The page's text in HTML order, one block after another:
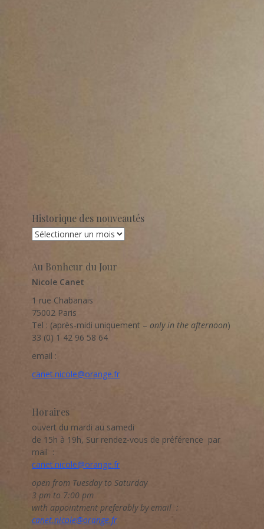
Historique des nouveautés
Historique
Au Bonheur du Jour
Nicole Canet
1 rue Chabanais
75002 Paris
Tel : (après-midi uniquement – only in the afternoon)
33 (0) 1 42 96 58 64
email :
canet.nicole@orange.fr
Horaires
ouvert du mardi au samedi
de 15h à 19h, Sur rendez-vous de préférence par
mail :
canet.nicole@orange.fr
open from Tuesday to Saturday
3 pm to 7:00 pm
with appointment preferably by email :
canet.nicole@orange.fr